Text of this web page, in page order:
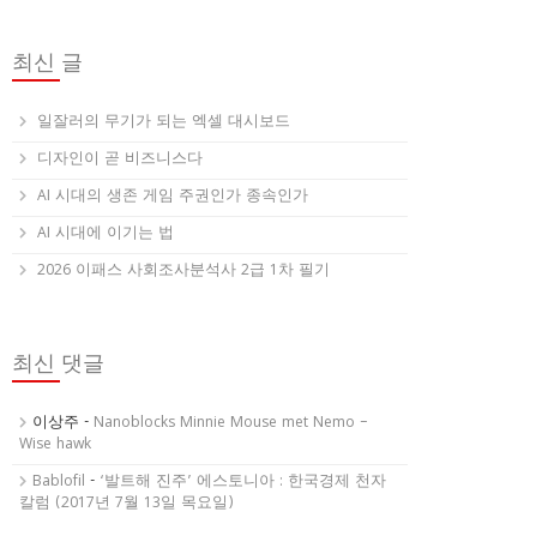
최신 글
일잘러의 무기가 되는 엑셀 대시보드
디자인이 곧 비즈니스다
AI 시대의 생존 게임 주권인가 종속인가
AI 시대에 이기는 법
2026 이패스 사회조사분석사 2급 1차 필기
최신 댓글
이상주 - Nanoblocks Minnie Mouse met Nemo –
Wise hawk
Bablofil - ‘발트해 진주’ 에스토니아 : 한국경제 천자
칼럼 (2017년 7월 13일 목요일)